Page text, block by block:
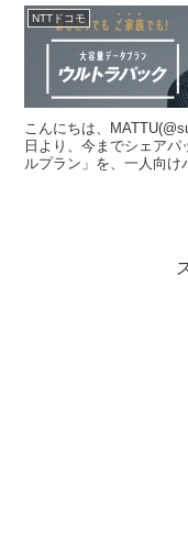
NTTドコモ
こんにちは、
日より、今までシェア
ルプラン」を、一人向け